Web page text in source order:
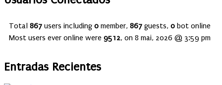
Total 867 users including 0 member, 867 guests, 0 bot online
Most users ever online were 9512, on 8 mai, 2026 @ 3:59 pm
Entradas Recientes